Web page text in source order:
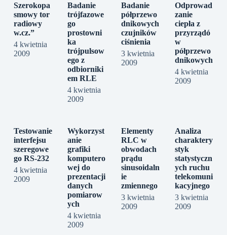
Szerokopa
smowy tor
radiowy
w.cz.”
4 kwietnia
2009
Badanie
trójfazowe
go
prostowni
ka
trójpulsow
ego z
odbiorniki
em RLE
4 kwietnia
2009
Badanie
półprzewo
dnikowych
czujników
ciśnienia
3 kwietnia
2009
Odprowad
zanie
ciepła z
przyrządó
w
półprzewo
dnikowych
4 kwietnia
2009
Testowanie
interfejsu
szeregowe
go RS-232
4 kwietnia
2009
Wykorzyst
anie
grafiki
komputero
wej do
prezentacji
danych
pomiarow
ych
4 kwietnia
2009
Elementy
RLC w
obwodach
prądu
sinusoidaln
ie
zmiennego
3 kwietnia
2009
Analiza
charaktery
styk
statystyczn
ych ruchu
telekomuni
kacyjnego
3 kwietnia
2009